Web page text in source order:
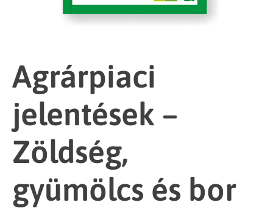
Agrárpiaci
jelentések –
Zöldség,
gyümölcs és bor